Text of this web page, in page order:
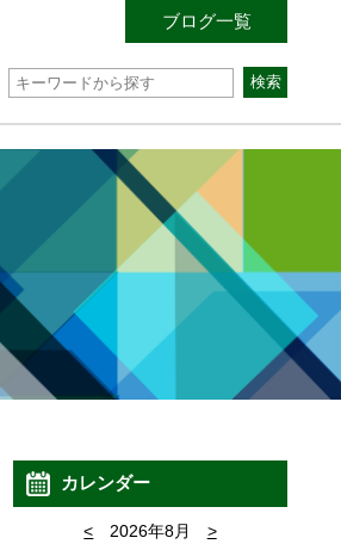
ブログ一覧
カレンダー
< 2026年8月
>